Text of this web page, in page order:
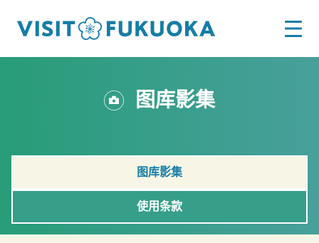
图库影集
图库影集
使用条款